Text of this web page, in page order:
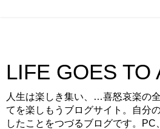
LIFE GOES TO
人生は楽しき集い、…喜怒哀楽の
てを楽しもうブログサイト。自分
したことをつづるブログです。